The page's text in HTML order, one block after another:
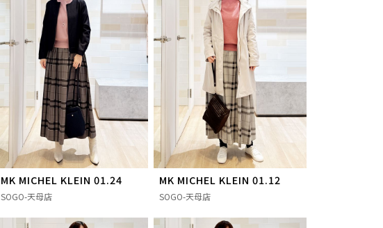
MK MICHEL KLEIN 01.24
SOGO-天母店
MK MICHEL KLEIN 01.12
SOGO-天母店